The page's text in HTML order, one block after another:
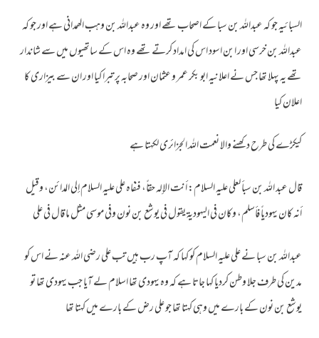
السبائیہ جو کہ عبداللہ بن سبا کے اصحاب تھے اور وہ عبداللہ بن وہب الھمدانی ہے اور جو کہ
عبداللہ بن خرسی اور ابن اسود اس کی امداد کرتے تھے وہ اس کے ساتھیوں میں سے شاندار
تھے یہ پہلا تھا جس نے اعلانیہ ابو بکر عمر و عثمان اور صحابہ پر تبرا کیا اور ان سے بیزاری کا
اعلان کیا
کیکڑے کی طرح دکھنے والا نعمت اللہ الجزائری لکہتا ہے
قال عبد الله بن سبأ لعلي عليه السلام: أنت الإله حقاً، فنفاه علي عليه السلام إلى المدائن، وقيل
أنه كان يهودياً فأسلم، وكان في اليهودية يقول في يوشع بن نون وفي موسى مثل ما قال في علي
عبداللہ بن سبا نے علی علیہ السلام کو کہا کہ آپ رب ہیں تب علی رضی اللہ عنہ نے اس کو
مدین کی طرف جلا وطن کردیا کہا جاتا ہے کہ وہ یہودی تھا اسلام لے آیا جب یہودی تھا تو
یوشع بن نون کے بارے میں وہی کہتا تھا جو علی رض کے بارے میں کہتا تھا